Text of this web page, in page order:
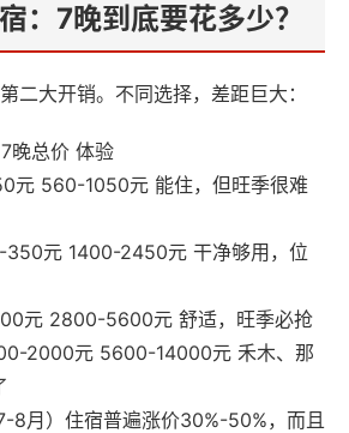
：7晚到底要花多少？
二大开销。不同选择，差距巨大：
晚总价 体验
元 560-1050元 能住，但旺季很难
元 1400-2450元 干净够用，位
元 2800-5600元 舒适，旺季必抢
2000元 5600-14000元 禾木、那
8月）住宿普遍涨价30%-50%，而且